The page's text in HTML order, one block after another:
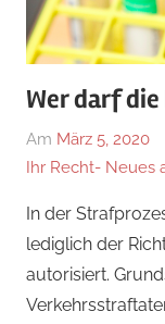
Wer darf
Am März 5, 2020
Ihr Recht- Neues
In der
lediglich der
autorisiert.